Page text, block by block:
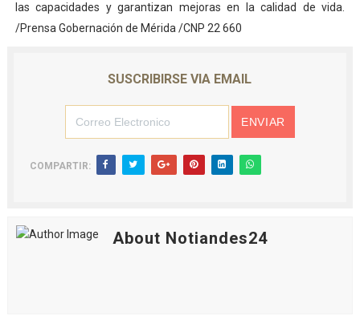
las capacidades y garantizan mejoras en la calidad de vida.
/Prensa Gobernación de Mérida /CNP 22 660
SUSCRIBIRSE VIA EMAIL
COMPARTIR:
About Notiandes24